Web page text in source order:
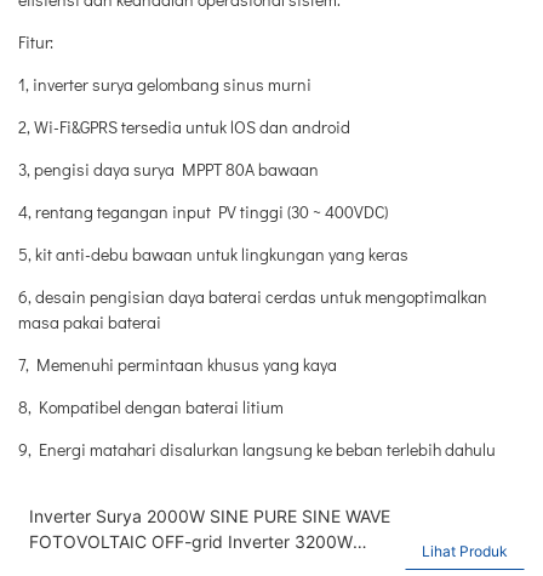
Fitur:
1, inverter surya gelombang sinus murni
2, Wi-Fi&GPRS tersedia untuk lOS dan android
3, pengisi daya surya MPPT 80A bawaan
4, rentang tegangan input PV tinggi (30 ~ 400VDC)
5, kit anti-debu bawaan untuk lingkungan yang keras
6, desain pengisian daya baterai cerdas untuk mengoptimalkan
masa pakai baterai
7, Memenuhi permintaan khusus yang kaya
8, Kompatibel dengan baterai litium
9, Energi matahari disalurkan langsung ke beban terlebih dahulu
Inverter Surya 2000W SINE PURE SINE WAVE
FOTOVOLTAIC OFF-grid Inverter 3200W
Lihat Produk